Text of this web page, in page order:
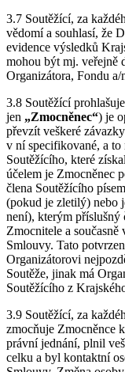
3.7 Soutěžící, za
vědomí a souhlasí, že
evidence výsledků
mohou být mj. veřejně
Organizátora, Fondu a/
3.8 Soutěžící
jen „Zmocněnec“) je
převzít veškeré
v ní specifikované, a
Soutěžícího, které
účelem je Zmocněnec
člena Soutěžícího
(pokud je zletilý) nebo
není), kterým příslušný
Zmocnitele a
Smlouvy. Tato
Organizátorovi
Soutěže, jinak má
Soutěžícího z
3.9 Soutěžící, za
zmocňuje Zmocněnce
právní jednání, plnil
celku a byl kontaktní